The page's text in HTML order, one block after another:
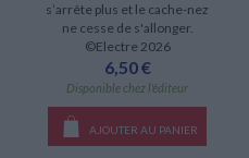
s’arrête plus et le cache-nez
ne cesse de s'allonger.
©Electre 2026
6,50 €
Disponible chez l'éditeur
AJOUTER AU PANIER